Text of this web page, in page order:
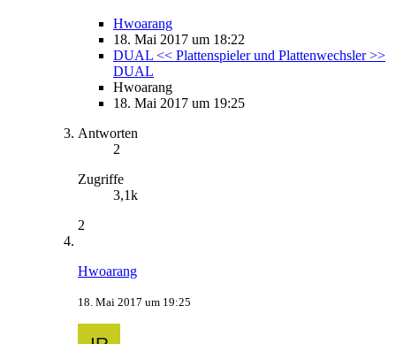
Hwoarang
18. Mai 2017 um 18:22
DUAL << Plattenspieler und Plattenwechsler >>
DUAL
Hwoarang
18. Mai 2017 um 19:25
Antworten
2
Zugriffe
3,1k
2
Hwoarang
18. Mai 2017 um 19:25